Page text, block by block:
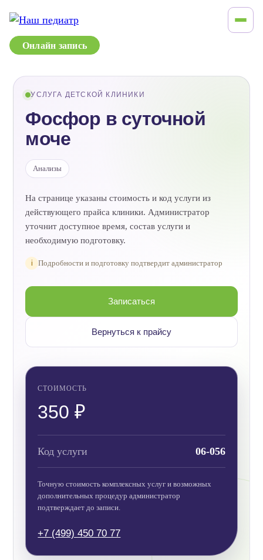
Онлайн запись
УСЛУГА ДЕТСКОЙ КЛИНИКИ
Фосфор в суточной
моче
Анализы
На странице указаны стоимость и код услуги из
действующего прайса клиники. Администратор
уточнит доступное время, состав услуги и
необходимую подготовку.
i Подробности и подготовку подтвердит администратор
Записаться
Вернуться к прайсу
СТОИМОСТЬ
350 ₽
Код услуги 06-056
Точную стоимость комплексных услуг и возможных
дополнительных процедур администратор
подтверждает до записи.
+7 (499) 450 70 77